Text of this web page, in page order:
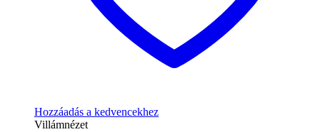
Hozzáadás a kedvencekhez
Villámnézet